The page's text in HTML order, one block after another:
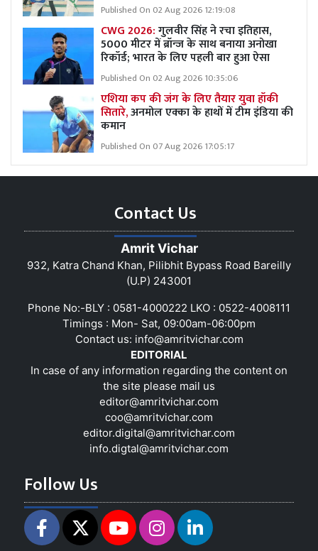
Published On 02 Aug 2026 12:19:08
CWG 2026:गुलवीर सिंह ने रचा इतिहास,
5000 मीटर में ब्रॉन्ज के साथ बनाया अनोखा
रिकॉर्ड; भारत के लिए पहली बार हुआ ऐसा
Published On 02 Aug 2026 10:35:06
एशिया कप की जंग के लिए तैयार युवा हॉकी
सितारे,अनमोल एक्का के हाथों में टीम इंडिया की
कमान
Published On 07 Aug 2026 17:05:17
Contact Us
Amrit Vichar
932, Katra Chand Khan, Pilibhit Bypass Road Bareilly
(U.P) 243001
Phone No:-BLY : 0581-4000222 LKO : 0522-4008111
Timings : Mon- Sat, 09:00am-06:00pm
Contact us: info@amritvichar.com
EDITORIAL
In case of any information regarding the content on
the site please mail us
editor@amritvichar.com
coo@amritvichar.com
editor.digital@amritvichar.com
info.digtal@amritvichar.com
Follow Us